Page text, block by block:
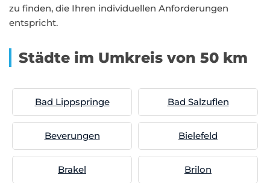
zu finden, die Ihren individuellen Anforderungen
entspricht.
Städte im Umkreis von 50 km
Bad Lippspringe Bad Salzuflen
Beverungen Bielefeld
Brakel Brilon